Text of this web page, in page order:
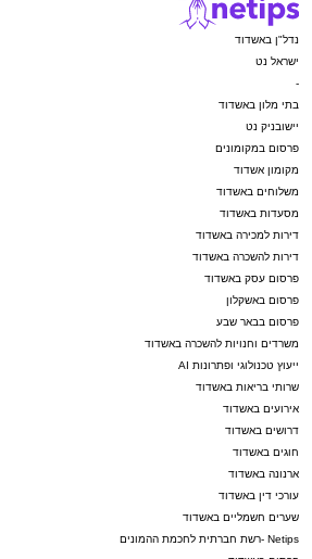
נדל"ן באשדוד
ישראל נט
-
בתי מלון באשדוד
יישובניק נט
פרסום במקומונים
מקומון אשדוד
משלוחים באשדוד
מסעדות באשדוד
דירות למכירה באשדוד
דירות להשכרה באשדוד
פרסום עסק באשדוד
פרסום באשקלון
פרסום בבאר שבע
משרדים וחנויות להשכרה באשדוד
ייעוץ טכנולוגי ופתרונות AI
שרותי בריאות באשדוד
אירועים באשדוד
דרושים באשדוד
חוגים באשדוד
ארנונה באשדוד
עורכי דין באשדוד
שערים חשמליים באשדוד
Netips -רשת חברתית לחכמת ההמונים